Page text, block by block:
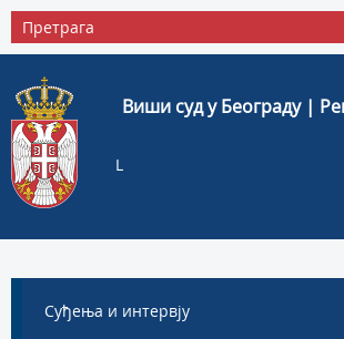
Виши суд у Београду |
L
Суђења и интервју